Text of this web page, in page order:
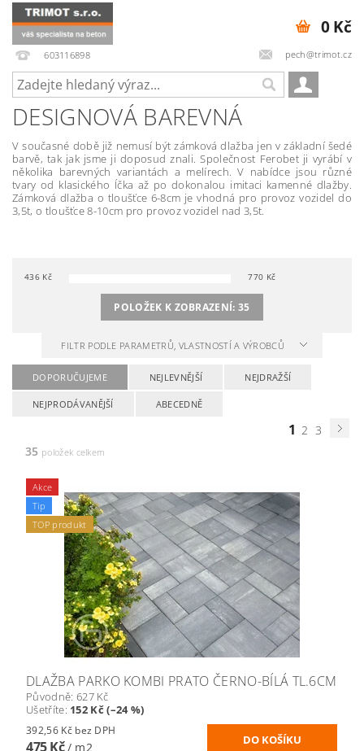
603116898 pech@trimot.cz
0 Kč
DESIGNOVÁ BAREVNÁ
V současné době již nemusí být zámková dlažba jen v základní šedé
barvě, tak jak jsme ji doposud znali. Společnost Ferobet ji vyrábí v
několika barevných variantách a melírech. V nabídce jsou různé
tvary od klasického Íčka až po dokonalou imitaci kamenné dlažby.
Zámková dlažba o tloušťce 6-8cm je vhodná pro provoz vozidel do
3,5t, o tloušťce 8-10cm pro provoz vozidel nad 3,5t.
436Kč 770 Kč
POLOŽEK K ZOBRAZENÍ:35
FILTR PODLE PARAMETRŮ, VLASTNOSTÍ A VÝROBCŮ
DOPORUČUJEME NEJLEVNĚJŠÍ NEJDRAŽŠÍ
NEJPRODÁVANĚJŠÍ ABECEDNĚ
1 2 3
35 položek celkem
Akce
Tip
TOP produkt
DLAŽBA PARKO KOMBI PRATO ČERNO-BÍLÁ TL.6CM
Původně: 627 Kč
Ušetříte: 152 Kč (–24 %)
392,56 Kč bez DPH
475 Kč/ m2